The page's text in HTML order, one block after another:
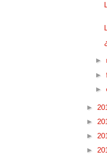
►
►
►
►
►
►
►